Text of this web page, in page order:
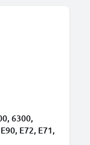
6300,
E72, E71,